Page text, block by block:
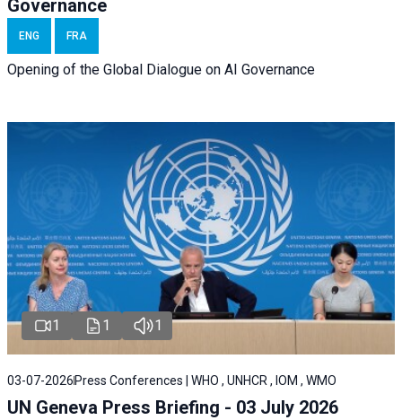
Governance
ENG FRA
Opening of the Global Dialogue on AI Governance
1 1 1
03-07-2026 Press Conferences | WHO , UNHCR , IOM , WMO
UN Geneva Press Briefing - 03 July 2026